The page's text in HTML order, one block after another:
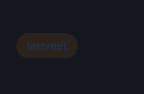
Internet